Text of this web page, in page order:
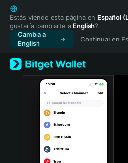
English
日本語
Tiếng Việt
Русский
Español (Latinoamérica)
Türkçe
Italiano
Português (Portugal)
Bahasa Indonesia
Estás viendo esta página en Español
gustaría cambiarte a English?
Cambia a
English
Continuar en